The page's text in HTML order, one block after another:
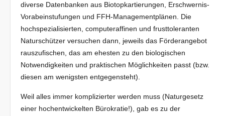
diverse Datenbanken aus Biotopkartierungen, Erschwernis-
Vorabeinstufungen und FFH-Managementplänen. Die
hochspezialisierten, computeraffinen und frusttoleranten
Naturschützer versuchen dann, jeweils das Förderangebot
rauszufischen, das am ehesten zu den biologischen
Notwendigkeiten und praktischen Möglichkeiten passt (bzw.
diesen am wenigsten entgegensteht).
Weil alles immer komplizierter werden muss (Naturgesetz
einer hochentwickelten Bürokratie!), gab es zu der